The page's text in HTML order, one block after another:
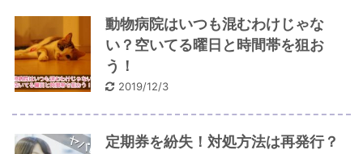
動物病院はいつも混むわけじゃな
い？空いてる曜日と時間帯を狙お
う！
2019/12/3
定期券を紛失！対処方法は再発行？